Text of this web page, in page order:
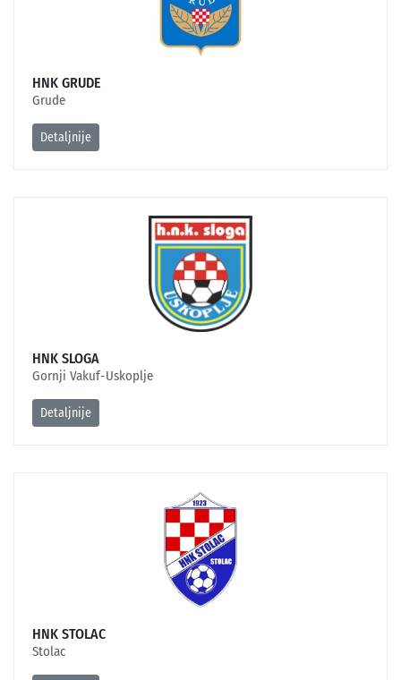
HNK GRUDE
Grude
Detaljnije
HNK SLOGA
Gornji Vakuf-Uskoplje
Detaljnije
HNK STOLAC
Stolac